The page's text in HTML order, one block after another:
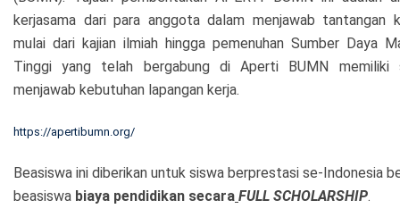
kerjasama dari para anggota dalam menjawab tantangan
mulai dari kajian ilmiah hingga pemenuhan Sumber Daya
Tinggi yang telah bergabung di Aperti BUMN memiliki
menjawab kebutuhan lapangan kerja.
https://apertibumn.org/
Beasiswa ini diberikan untuk siswa berprestasi se-Indonesia
beasiswa biaya pendidikan secara FULL SCHOLARSHIP.